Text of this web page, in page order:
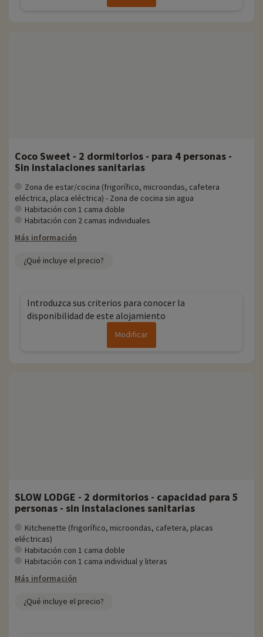
Coco Sweet - 2 dormitorios - para 4 personas -
Sin instalaciones sanitarias
Zona de estar/cocina (frigorífico, microondas, cafetera
eléctrica, placa eléctrica) - Zona de cocina sin agua
Habitación con 1 cama doble
Habitación con 2 camas individuales
Más información
¿Qué incluye el precio?
Introduzca sus criterios para conocer la
disponibilidad de este alojamiento
Modificar
SLOW LODGE - 2 dormitorios - capacidad para 5
personas - sin instalaciones sanitarias
Kitchenette (frigorífico, microondas, cafetera, placas
eléctricas)
Habitación con 1 cama doble
Habitación con 1 cama individual y literas
Más información
¿Qué incluye el precio?